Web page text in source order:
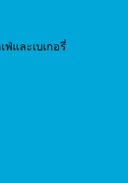
ฟ่และเบเกอรี่